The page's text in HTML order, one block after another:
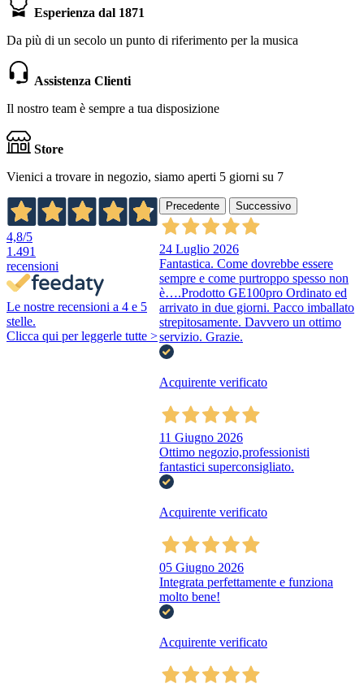
Esperienza dal 1871
Da più di un secolo un punto di riferimento per la musica
Assistenza Clienti
Il nostro team è sempre a tua disposizione
Store
Vienici a trovare in negozio, siamo aperti 5 giorni su 7
4,8/5
1.491
recensioni
Le nostre recensioni a 4 e 5
stelle.
Clicca qui per leggerle tutte >
Precedente Successivo
24 Luglio 2026
Fantastica. Come dovrebbe essere
sempre e come purtroppo spesso non
è….Prodotto GE100pro Ordinato ed
arrivato in due giorni. Pacco imballato
strepitosamente. Davvero un ottimo
servizio. Grazie.
Acquirente verificato
11 Giugno 2026
Ottimo negozio,professionisti
fantastici superconsigliato.
Acquirente verificato
05 Giugno 2026
Integrata perfettamente e funziona
molto bene!
Acquirente verificato